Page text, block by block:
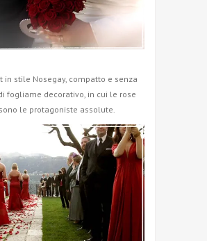
in stile Nosegay, compatto e senza
fogliame decorativo, in cui le rose
le protagoniste assolute.